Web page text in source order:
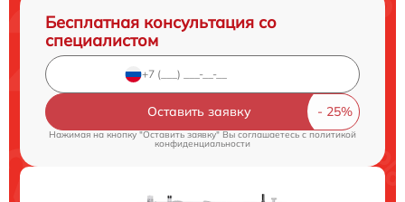
Бесплатная консультация со
специалистом
Оставить заявку
Нажимая на кнопку "Оставить заявку" Вы соглашаетесь cполитикой
конфиденциальности